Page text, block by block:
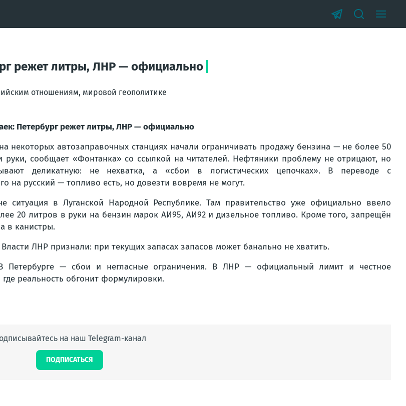
режет литры, ЛНР — официально
отношениям, мировой геополитике
Петербург режет литры, ЛНР — официально
некоторых автозаправочных станциях начали ограничивать продажу бензина — не более 50
руки, сообщает «Фонтанка» со ссылкой на читателей. Нефтяники проблему не отрицают, но
деликатную: не нехватка, а «сбои в логистических цепочках». В переводе с
на русский — топливо есть, но довезти вовремя не могут.
ситуация в Луганской Народной Республике. Там правительство уже официально ввело
20 литров в руки на бензин марок АИ95, АИ92 и дизельное топливо. Кроме того, запрещён
в канистры.
ЛНР признали: при текущих запасах запасов может банально не хватить.
— сбои и негласные ограничения. В ЛНР — официальный лимит и честное
реальность обгонит формулировки.
на наш Telegram-канал
ПОДПИСАТЬСЯ